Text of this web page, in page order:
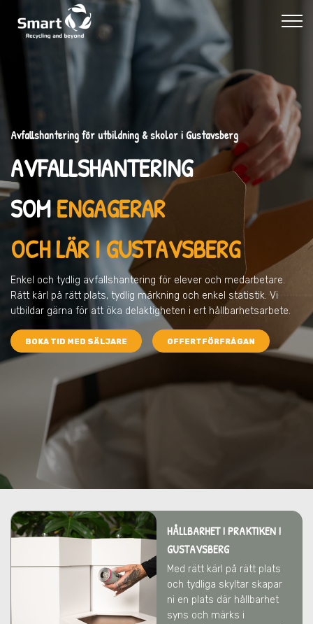
Avfallshantering för utbildning & skolor i Gustavsberg
AVFALLSHANTERING
SOMENGAGERAR
OCH LÄR I GUSTAVSBERG
Enkel och tydlig avfallshantering för elever och medarbetare.
Rätt kärl på rätt plats, tydlig märkning och enkel statistik. Vi
utbildar gärna för att öka delaktigheten i ert hållbarhetsarbete.
BOKA TID MED SÄLJARE OFFERTFÖRFRÅGAN
HÅLLBARHET I PRAKTIKEN I
GUSTAVSBERG
Med rätt kärl på rätt plats
och tydliga skyltar skapar
ni en plats där hållbarhet
syns och märks i